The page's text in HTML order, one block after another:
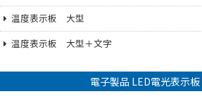
温度表示板 大型
温度表示板 大型＋文字
電子製品 LED電光表示板